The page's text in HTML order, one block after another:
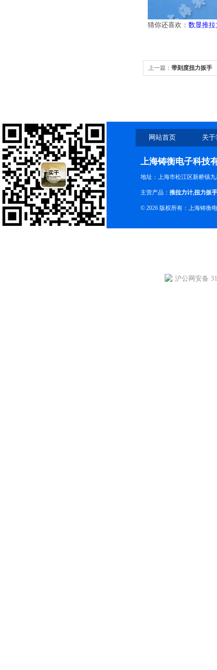
猜你还喜欢： 数显推拉
上一篇： 带刻度扭力扳手
网站首页 关
上海铸衡电子科技
地址：上海市松江区新桥镇
主营产品： 推拉力计,扭力扳手
© 2026 版权所有：上海铸衡
沪公网安备